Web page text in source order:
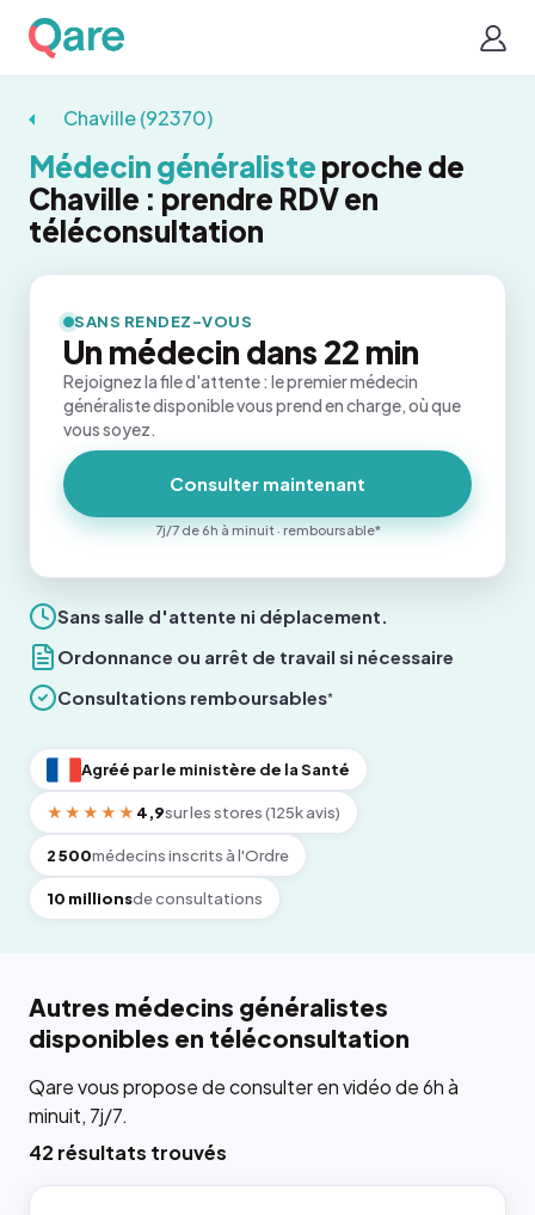
Chaville (92370)
Médecin généraliste proche de
Chaville : prendre RDV en
téléconsultation
Sans salle d'attente ni déplacement.
Ordonnance ou arrêt de travail si nécessaire
Consultations remboursables*
Agréé par le ministère de la Santé
★★★★★ 4,9sur les stores (125k avis)
2 500médecins inscrits à l'Ordre
10 millionsde consultations
SANS RENDEZ-VOUS
Un médecin dans 22 min
Rejoignez la file d'attente : le premier médecin
généraliste disponible vous prend en charge, où que
vous soyez.
Consulter maintenant
7j/7 de 6h à minuit · remboursable*
Autres médecins généralistes
disponibles en téléconsultation
Qare vous propose de consulter en vidéo de 6h à
minuit, 7j/7.
42 résultats trouvés